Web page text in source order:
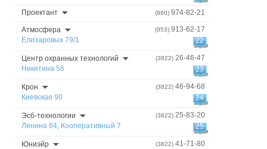
Проектант (960) 974-82-21
Атмосфера
Елизаровых 79/1
(953) 913-62-17
22
Центр охранных технологий
Никитина 56
(3822) 26-46-47
23
Крон
Киевская 90
(3822) 46-94-68
24
Эсб-технологии
Ленина 84, Кооперативный 7
(3822) 25-83-20
25
Юниэйр
(3822) 41-71-80